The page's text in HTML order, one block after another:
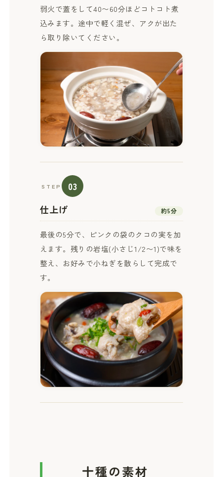
弱火で蓋をして40〜60分ほどコトコト煮
込みます。途中で軽く混ぜ、アクが出た
ら取り除いてください。
STEP
03
仕上げ
約5分
最後の5分で、ピンクの袋のクコの実を加
えます。残りの岩塩(小さじ1/2〜1)で味を
整え、お好みで小ねぎを散らして完成で
す。
十種の素材